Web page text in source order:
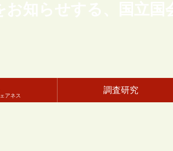
知らせする、国立
アネス
調査研究